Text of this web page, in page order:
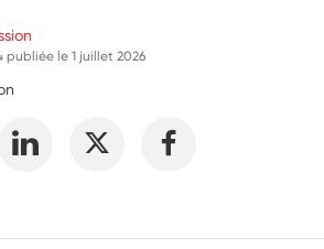
publiée le1 juillet 2026